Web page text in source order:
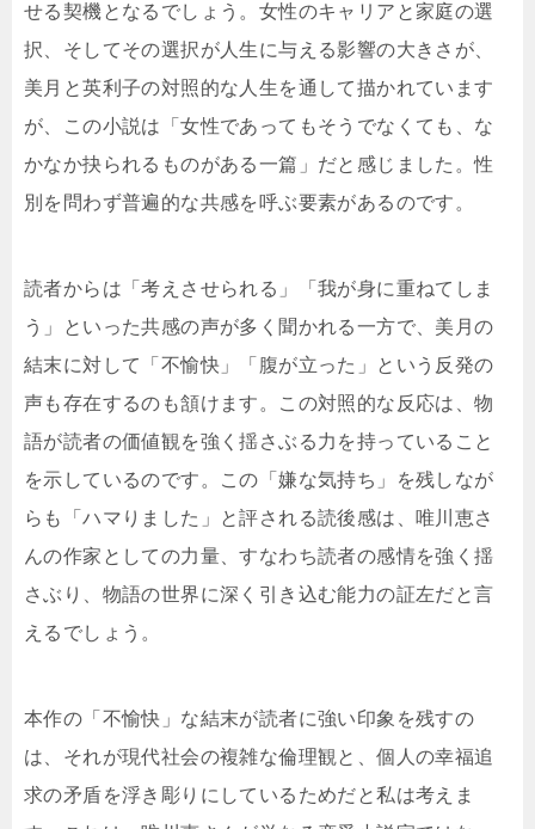
せる契機となるでしょう。女性のキャリアと家庭の選
択、そしてその選択が人生に与える影響の大きさが、
美月と英利子の対照的な人生を通して描かれています
が、この小説は「女性であってもそうでなくても、な
かなか抉られるものがある一篇」だと感じました。性
別を問わず普遍的な共感を呼ぶ要素があるのです。
読者からは「考えさせられる」「我が身に重ねてしま
う」といった共感の声が多く聞かれる一方で、美月の
結末に対して「不愉快」「腹が立った」という反発の
声も存在するのも頷けます。この対照的な反応は、物
語が読者の価値観を強く揺さぶる力を持っていること
を示しているのです。この「嫌な気持ち」を残しなが
らも「ハマりました」と評される読後感は、唯川恵さ
んの作家としての力量、すなわち読者の感情を強く揺
さぶり、物語の世界に深く引き込む能力の証左だと言
えるでしょう。
本作の「不愉快」な結末が読者に強い印象を残すの
は、それが現代社会の複雑な倫理観と、個人の幸福追
求の矛盾を浮き彫りにしているためだと私は考えま